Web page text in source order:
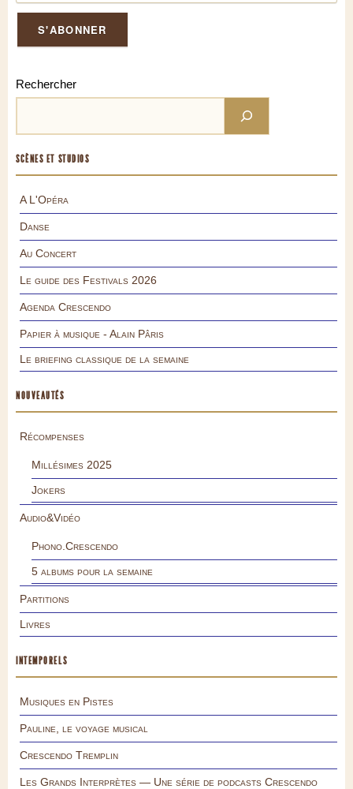
Rechercher
SCÈNES ET STUDIOS
A L'Opéra
Danse
Au Concert
Le guide des Festivals 2026
Agenda Crescendo
Papier à musique - Alain Pâris
Le briefing classique de la semaine
NOUVEAUTÉS
Récompenses
Millésimes 2025
Jokers
Audio&Vidéo
Phono.Crescendo
5 albums pour la semaine
Partitions
Livres
INTEMPORELS
Musiques en Pistes
Pauline, le voyage musical
Crescendo Tremplin
Les Grands Interprètes — Une série de podcasts Crescendo